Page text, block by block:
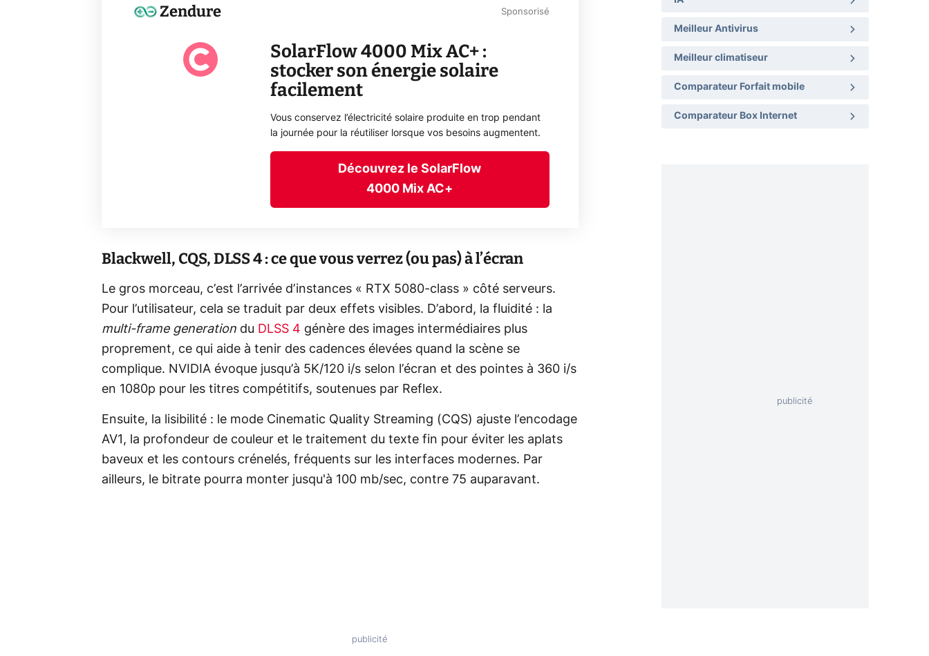
Zendure Sponsorisé
SolarFlow 4000 Mix AC+ :
stocker son énergie solaire
facilement
Vous conservez l’électricité solaire produite en trop pendant
la journée pour la réutiliser lorsque vos besoins augmentent.
Découvrez le SolarFlow
4000 Mix AC+
Blackwell, CQS, DLSS 4 : ce que vous verrez (ou pas) à l’écran
Le gros morceau, c’est l’arrivée d’instances « RTX 5080‑class » côté serveurs.
Pour l’utilisateur, cela se traduit par deux effets visibles. D’abord, la fluidité : la
multi-frame generation du DLSS 4 génère des images intermédiaires plus
proprement, ce qui aide à tenir des cadences élevées quand la scène se
complique. NVIDIA évoque jusqu’à 5K/120 i/s selon l’écran et des pointes à 360 i/s
en 1080p pour les titres compétitifs, soutenues par Reflex.
Ensuite, la lisibilité : le mode Cinematic Quality Streaming (CQS) ajuste l’encodage
AV1, la profondeur de couleur et le traitement du texte fin pour éviter les aplats
baveux et les contours crénelés, fréquents sur les interfaces modernes. Par
ailleurs, le bitrate pourra monter jusqu'à 100 mb/sec, contre 75 auparavant.
Meilleur Antivirus
Meilleur climatiseur
Comparateur Forfait mobile
Comparateur Box Internet